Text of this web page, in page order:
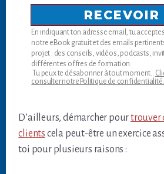
RECEVOIR
En indiquant ton adresse email, tu
notre eBook gratuit et des emails
projet : des conseils, vidéos, podcasts,
différentes offres de formation.
Tu peux te désabonner à tout moment..
consulter notre Politique de confidentialité.
D’ailleurs, démarcher pourtrouver
clients cela peut-être un exercice
toi pour plusieurs raisons :